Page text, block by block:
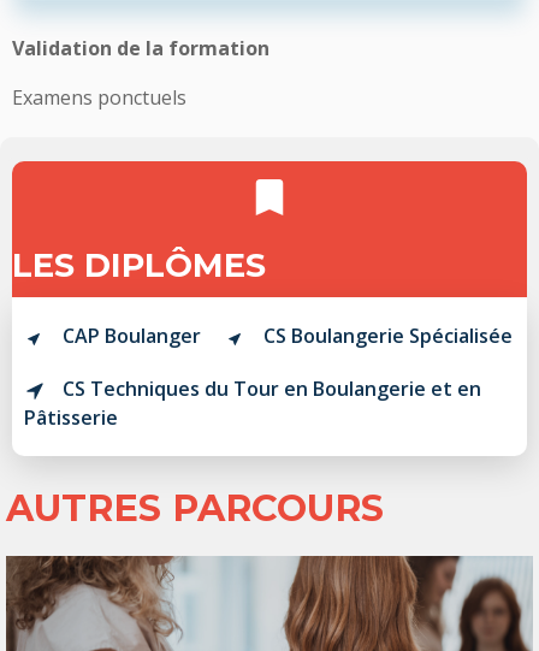
Validation de la formation
Examens ponctuels
LES DIPLÔMES
CAP Boulanger
CS Boulangerie Spécialisée
CS Techniques du Tour en Boulangerie et en
Pâtisserie
AUTRES PARCOURS